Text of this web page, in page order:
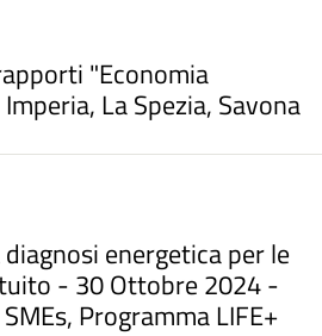
"Economia
La Spezia, Savona
energetica per le
- 30 Ottobre 2024 -
Programma LIFE+